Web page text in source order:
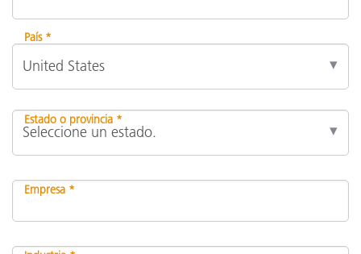
País *
Estado o provincia *
Empresa *